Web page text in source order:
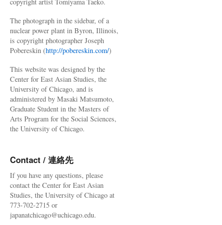
The photograph in the sidebar, of a
nuclear power plant in Byron, Illinois,
is copyright photographer Joseph
Pobereskin (http://pobereskin.com/)
This website was designed by the
Center for East Asian Studies, the
University of Chicago, and is
administered by Masaki Matsumoto,
Graduate Student in the Masters of
Arts Program for the Social Sciences,
the University of Chicago.
Contact / 連絡先
If you have any questions, please
contact the Center for East Asian
Studies, the University of Chicago at
773-702-2715 or
japanatchicago@uchicago.edu.